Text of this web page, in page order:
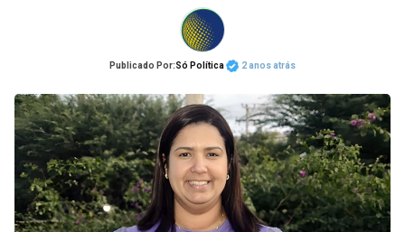
Publicado Por:Só Política 2 anos atrás